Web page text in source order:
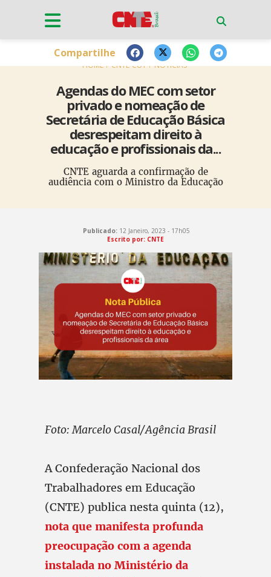
HOME CNTE-CUT NOTÍCIAS
Agendas do MEC com setor
privado e nomeação de
Secretária de Educação Básica
desrespeitam direito à
educação e profissionais da...
CNTE aguarda a confirmação de
audiência com o Ministro da Educação
Compartilhe
Publicado: 12 Janeiro, 2023 - 17h05
Escrito por: CNTE
Foto: Marcelo Casal/Agência Brasil
A Confederação Nacional dos
Trabalhadores em Educação
(CNTE) publica nesta quinta (12),
nota que manifesta profunda
preocupação com a agenda
instalada no Ministério da